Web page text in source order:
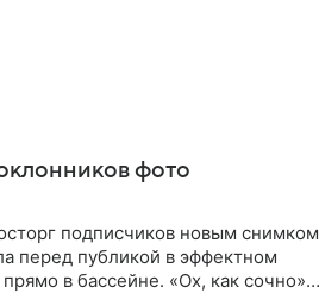
фото
подписчиков новым снимком
перед публикой в эффектном
в бассейне. «Ох, как сочно»,